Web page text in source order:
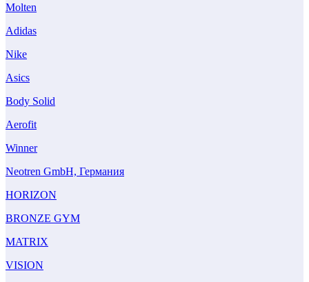
Molten
Adidas
Nike
Asics
Body Solid
Aerofit
Winner
Neotren GmbH, Германия
HORIZON
BRONZE GYM
MATRIX
VISION